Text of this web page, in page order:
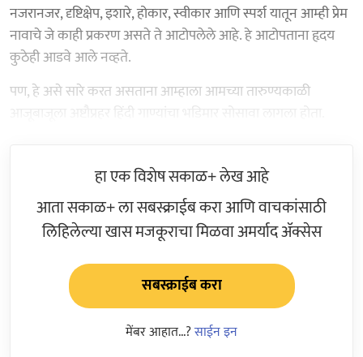
नजरानजर, दृष्टिक्षेप, इशारे, होकार, स्वीकार आणि स्पर्श यातून आम्ही प्रेम
नावाचे जे काही प्रकरण असते ते आटोपलेले आहे. हे आटोपताना हृदय
कुठेही आडवे आले नव्हते.
पण, हे असे सारे करत असताना आम्हाला आमच्या तारुण्यकाळी
आजूबाजूला अष्टौप्रहर हिंदी गाण्यांचा भडिमार सोसावा लागला होता.
हा एक विशेष सकाळ+ लेख आहे
आता सकाळ+ ला सबस्क्राईब करा आणि वाचकांसाठी
लिहिलेल्या खास मजकूराचा मिळवा अमर्याद ॲक्सेस
सबस्क्राईब करा
मेंबर आहात...?साईन इन